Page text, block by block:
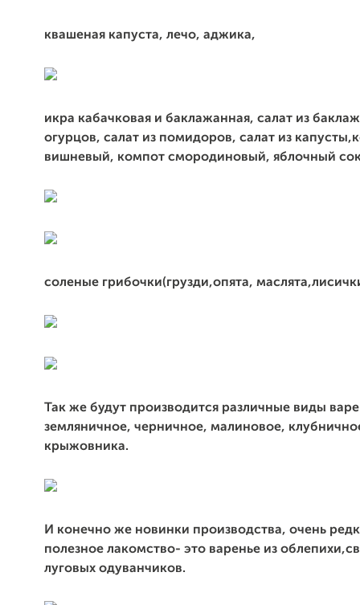
квашеная капуста, лечо, аджика,
икра кабачковая и баклажанная, салат из
огурцов, салат из помидоров, салат из капусты,
вишневый, компот смородиновый, яблочный
соленые грибочки(грузди,опята,
Так же будут производится различные виды
земляничное, черничное, малиновое,
крыжовника.
И конечно же новинки производства, очень
полезное лакомство- это варенье из
луговых одуванчиков.